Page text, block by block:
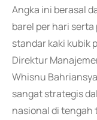
Angka ini berasal
barel per hari
standar kaki kubik
Direktur
Whisnu
sangat strategis
nasional di